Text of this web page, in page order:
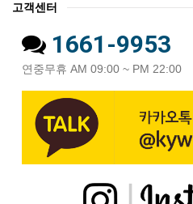
고객센터
1661-9953
연중무휴 AM 09:00 ~ PM 22:00